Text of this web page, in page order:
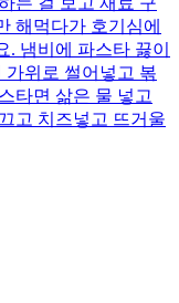
해먹다가 호기심에
냄비에 파스타 끓이
가위로 썰어넣고 볶
타면 삶은 물 넣고
고 치즈넣고 뜨거울